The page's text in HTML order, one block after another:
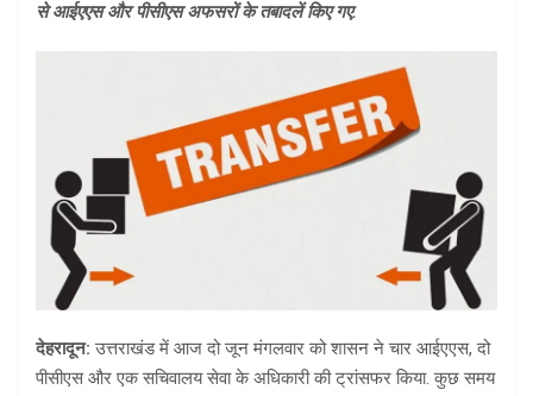
से आईएएस और पीसीएस अफसरों के तबादलें किए गए.
देहरादून: उत्तराखंड में आज दो जून मंगलवार को शासन ने चार आईएएस, दो
पीसीएस और एक सचिवालय सेवा के अधिकारी की ट्रांसफर किया. कुछ समय